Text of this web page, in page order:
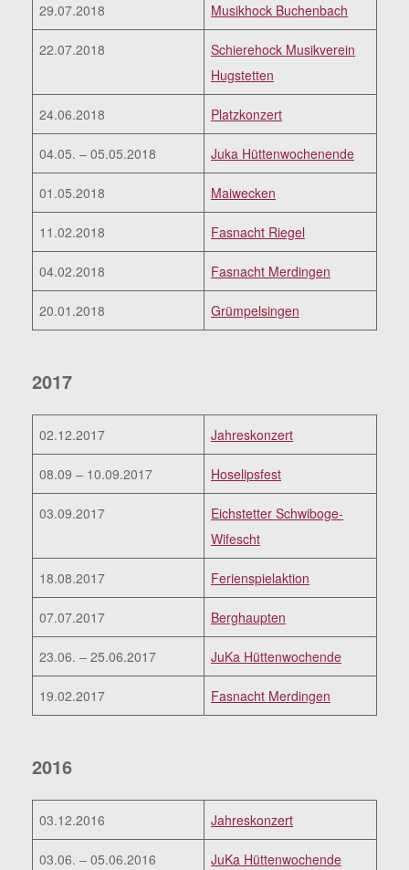
29.07.2018 Musikhock Buchenbach
22.07.2018
Schierehock Musikverein
Hugstetten
24.06.2018 Platzkonzert
04.05. – 05.05.2018 Juka Hüttenwochenende
01.05.2018 Maiwecken
11.02.2018 Fasnacht Riegel
04.02.2018 Fasnacht Merdingen
20.01.2018 Grümpelsingen
2017
02.12.2017 Jahreskonzert
08.09 – 10.09.2017 Hoselipsfest
03.09.2017
Eichstetter Schwiboge-
Wifescht
18.08.2017 Ferienspielaktion
07.07.2017 Berghaupten
23.06. – 25.06.2017 JuKa Hüttenwochende
19.02.2017 Fasnacht Merdingen
2016
03.12.2016 Jahreskonzert
03.06. – 05.06.2016 JuKa Hüttenwochende